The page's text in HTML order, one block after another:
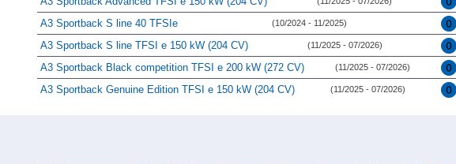
A3 Sportback S line 40 TFSIe
(10/2024 - 11/2025)
A3 Sportback S line TFSI e 150 kW (204 CV)
(11/2025 - 07/2026)
A3 Sportback Black competition TFSI e 200 kW (272 CV)
(11/2025 - 07/2026)
A3 Sportback Genuine Edition TFSI e 150 kW (204 CV)
(11/2025 - 07/2026)